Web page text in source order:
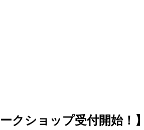
クショップ受付開始！】